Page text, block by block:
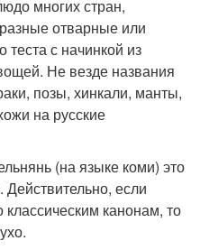
многих стран,
отварные или
с начинкой из
Не везде названия
позы, хинкали, манты,
на русские
(на языке коми) это
Действительно, если
канонам, то